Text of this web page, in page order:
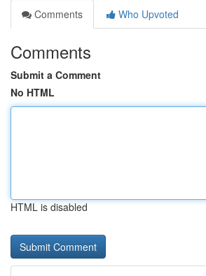
Comments
Who Upvoted
Comments
Submit a Comment
No HTML
HTML is disabled